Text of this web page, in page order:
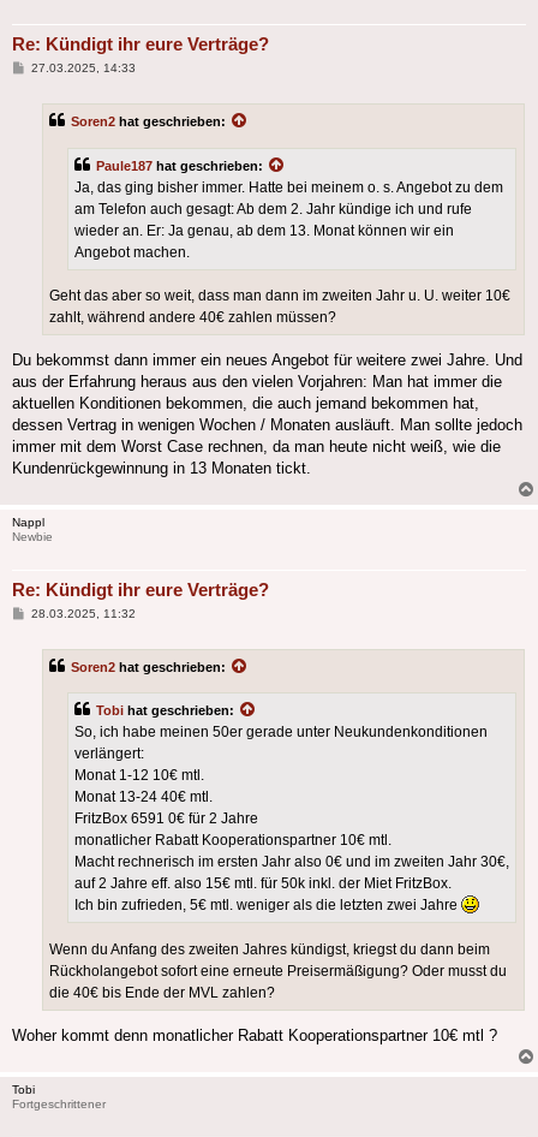
Re: Kündigt ihr eure Verträge?
Beitrag
27.03.2025, 14:33
Soren2 hat geschrieben:
Paule187 hat geschrieben:
Ja, das ging bisher immer. Hatte bei meinem o. s. Angebot zu dem
am Telefon auch gesagt: Ab dem 2. Jahr kündige ich und rufe
wieder an. Er: Ja genau, ab dem 13. Monat können wir ein
Angebot machen.
Geht das aber so weit, dass man dann im zweiten Jahr u. U. weiter 10€
zahlt, während andere 40€ zahlen müssen?
Du bekommst dann immer ein neues Angebot für weitere zwei Jahre. Und
aus der Erfahrung heraus aus den vielen Vorjahren: Man hat immer die
aktuellen Konditionen bekommen, die auch jemand bekommen hat,
dessen Vertrag in wenigen Wochen / Monaten ausläuft. Man sollte jedoch
immer mit dem Worst Case rechnen, da man heute nicht weiß, wie die
Kundenrückgewinnung in 13 Monaten tickt.
Nappl
Newbie
Re: Kündigt ihr eure Verträge?
Beitrag
28.03.2025, 11:32
Soren2 hat geschrieben:
Tobi hat geschrieben:
So, ich habe meinen 50er gerade unter Neukundenkonditionen
verlängert:
Monat 1-12 10€ mtl.
Monat 13-24 40€ mtl.
FritzBox 6591 0€ für 2 Jahre
monatlicher Rabatt Kooperationspartner 10€ mtl.
Macht rechnerisch im ersten Jahr also 0€ und im zweiten Jahr 30€,
auf 2 Jahre eff. also 15€ mtl. für 50k inkl. der Miet FritzBox.
Ich bin zufrieden, 5€ mtl. weniger als die letzten zwei Jahre
Wenn du Anfang des zweiten Jahres kündigst, kriegst du dann beim
Rückholangebot sofort eine erneute Preisermäßigung? Oder musst du
die 40€ bis Ende der MVL zahlen?
Woher kommt denn monatlicher Rabatt Kooperationspartner 10€ mtl ?
Tobi
Fortgeschrittener